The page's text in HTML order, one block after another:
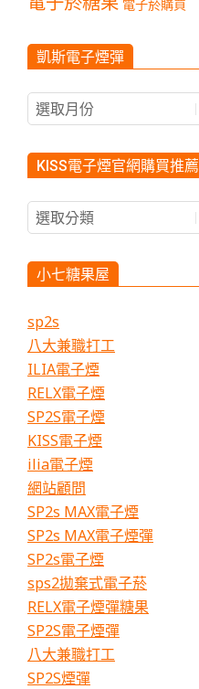
電子菸購買
凱斯電子煙彈
凱
斯
子
煙
彈
KISS電子煙官網購買推薦
KISS
電
煙
官
購
買
推
薦
小七糖果屋
sp2s
八大兼職打工
ILIA電子煙
RELX電子煙
SP2S電子煙
KISS電子煙
ilia電子煙
網站顧問
SP2s MAX電子煙
SP2s MAX電子煙彈
SP2s電子煙
sps2拋棄式電子菸
RELX電子煙彈糖果
SP2S電子煙彈
八大兼職打工
SP2S煙彈